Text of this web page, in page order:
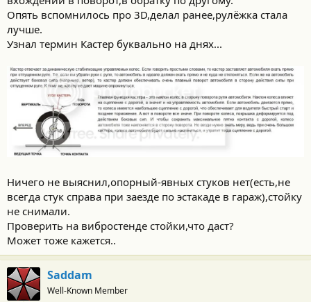
Опять вспомнилось про 3D,делал ранее,рулёжка стала
лучше.
Узнал термин Кастер буквально на днях...
Ничего не выяснил,опорный-явных стуков нет(есть,не
всегда стук справа при заезде по эстакаде в гараж),стойку
не снимали.
Проверить на вибростенде стойки,что даст?
Может тоже кажется..
Saddam
Well-Known Member